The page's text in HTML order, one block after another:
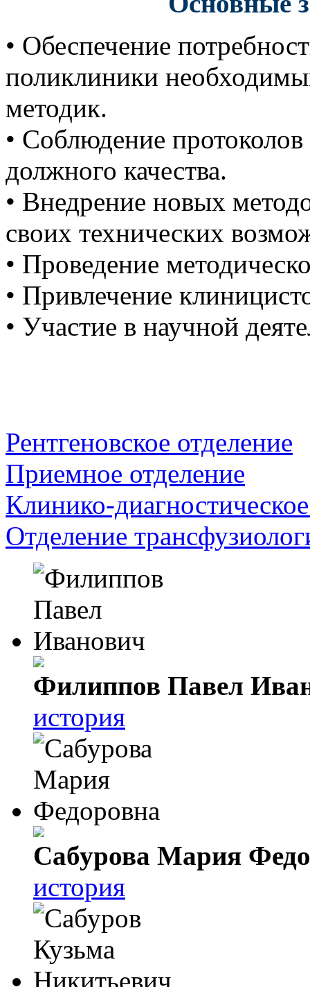
• Обеспечение
поликлиники
методик.
• Соблюдение
должного качества.
• Внедрение новых
своих технических
• Проведение
• Привлечение
• Участие в научной
Рентгеновское отделение
Приемное отделение
Клинико-
Отделение
Филиппов Павел
история
Сабурова Мария
история